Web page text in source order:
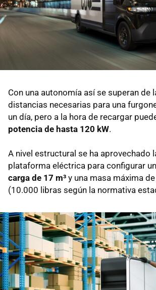
Con una autonomía así se superan de
distancias necesarias para una
un día, pero a la hora de recargar
potencia de hasta 120 kW.
A nivel estructural se ha aprovechado
plataforma eléctrica para configurar un
carga de 17 m³ y una masa máxima
(10.000 libras según la normativa